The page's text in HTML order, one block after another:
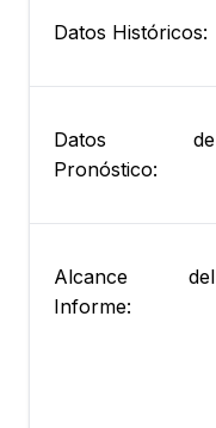
Datos Históricos:
Datos de
Pronóstico:
Alcance del
Informe: